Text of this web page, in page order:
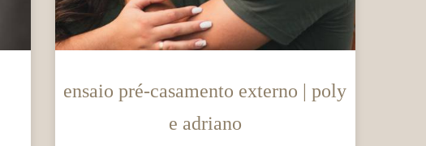
ensaio pré-casamento externo | poly
e adriano